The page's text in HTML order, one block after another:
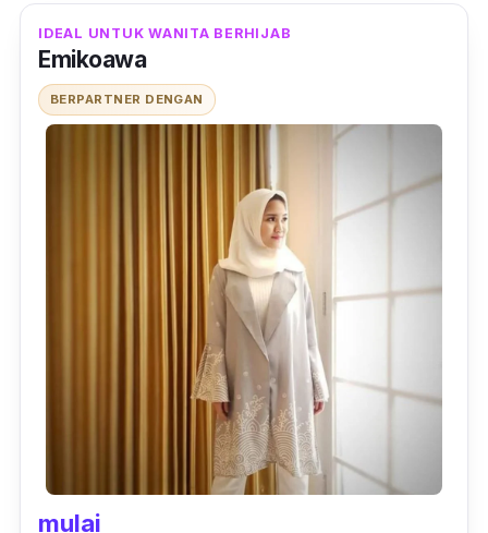
IDEAL UNTUK WANITA BERHIJAB
Emikoawa
BERPARTNER DENGAN
mulai